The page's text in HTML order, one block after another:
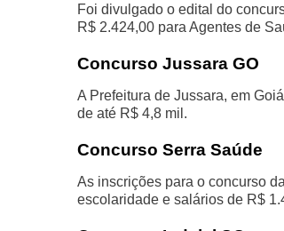
Foi divulgado o edital do
R$ 2.424,00 para Agentes de
Concurso Jussara GO
A Prefeitura de Jussara, em
de até R$ 4,8 mil.
Concurso Serra Saúde
As inscrições para o concurso
escolaridade e salários de R$